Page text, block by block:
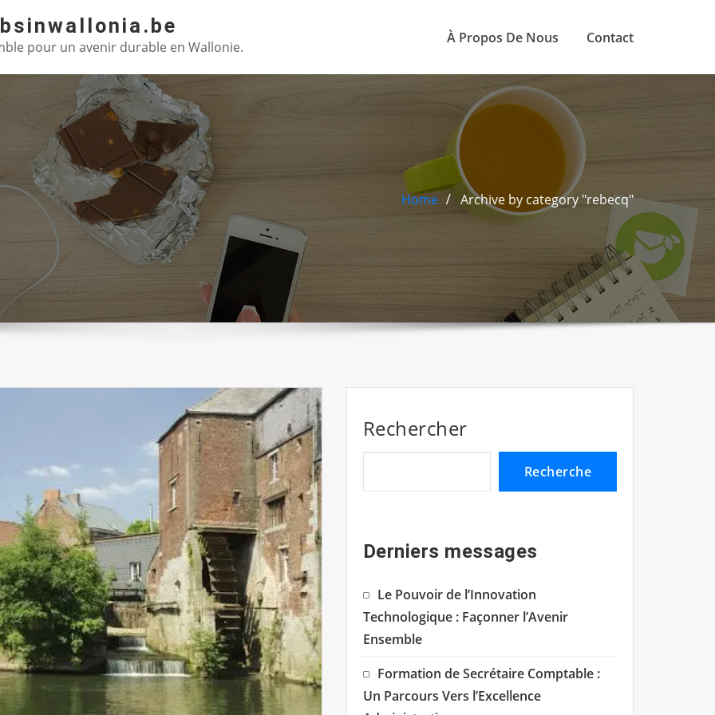
pour un avenir durable en Wallonie.
À Propos De Nous Contact
Home Archive by category "rebecq"
Rechercher
Recherche
Derniers messages
Le Pouvoir de l’Innovation
Technologique : Façonner l’Avenir
Ensemble
Formation de Secrétaire Comptable :
Un Parcours Vers l’Excellence